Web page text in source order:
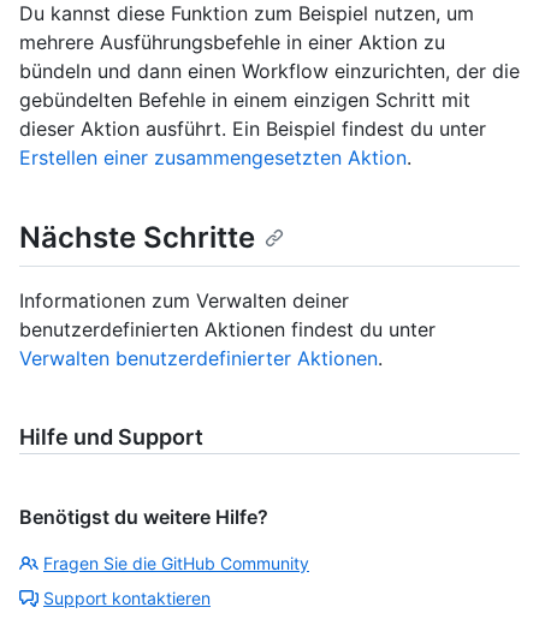
Du kannst diese Funktion zum Beispiel nutzen, um
mehrere Ausführungsbefehle in einer Aktion zu
bündeln und dann einen Workflow einzurichten, der die
gebündelten Befehle in einem einzigen Schritt mit
dieser Aktion ausführt. Ein Beispiel findest du unter
Erstellen einer zusammengesetzten Aktion.
Nächste Schritte
Informationen zum Verwalten deiner
benutzerdefinierten Aktionen findest du unter
Verwalten benutzerdefinierter Aktionen.
Hilfe und Support
Benötigst du weitere Hilfe?
Fragen Sie die GitHub Community
Support kontaktieren